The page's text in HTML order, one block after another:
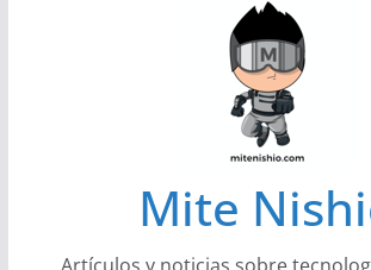
Conferencistas analizarán los
redefinen el futuro de las
Segunda edición de Marketing
impulsa el marketing con propósito
Alerta sobre nueva campaña de
que afecta a organizaciones de
Mite